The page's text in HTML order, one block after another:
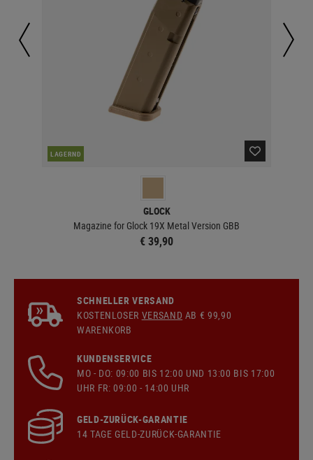
LAGERND
GLOCK
Magazine for Glock 19X Metal Version GBB
€ 39,90
SCHNELLER VERSAND
KOSTENLOSER VERSAND AB € 99,90
WARENKORB
KUNDENSERVICE
MO - DO: 09:00 BIS 12:00 UND 13:00 BIS 17:00
UHR FR: 09:00 - 14:00 UHR
GELD-ZURÜCK-GARANTIE
14 TAGE GELD-ZURÜCK-GARANTIE